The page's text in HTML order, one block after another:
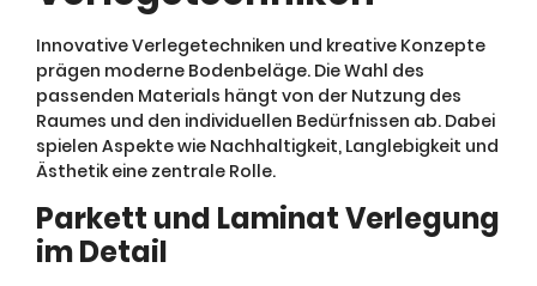
Innovative Verlegetechniken und kreative Konzepte
prägen moderne Bodenbeläge. Die Wahl des
passenden Materials hängt von der Nutzung des
Raumes und den individuellen Bedürfnissen ab. Dabei
spielen Aspekte wie Nachhaltigkeit, Langlebigkeit und
Ästhetik eine zentrale Rolle.
Parkett und Laminat Verlegung
im Detail